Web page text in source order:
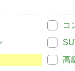
コ
高